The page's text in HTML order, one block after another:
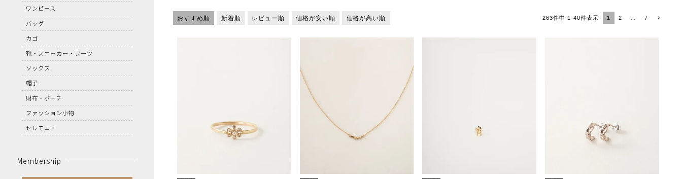
おすすめ順 新着順 レビュー順 価格が安い順 価格が高い順 263件中 1-40件表示 1 2 7
ワンピース
バッグ
カゴ
靴・スニーカー・ブーツ
ソックス
帽子
財布・ポーチ
ファッション小物
セレモニー
Membership